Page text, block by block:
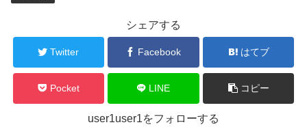
シェアする
Twitter Facebook はてブ
Pocket LINE コピー
user1user1をフォローする